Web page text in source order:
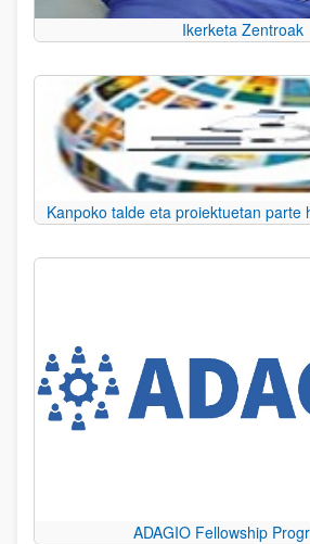
Ikerketa Zentroak
Kanpoko talde eta proiektuetan parte
ADAGIO Fellowship